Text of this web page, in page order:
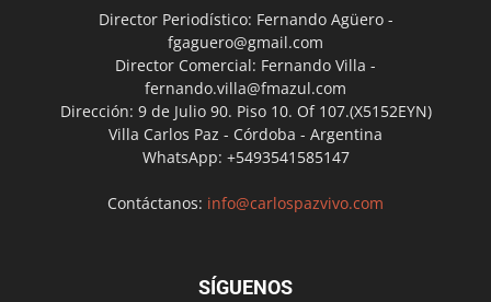
Director Periodístico: Fernando Agüero -
fgaguero@gmail.com
Director Comercial: Fernando Villa -
fernando.villa@fmazul.com
Dirección: 9 de Julio 90. Piso 10. Of 107.(X5152EYN)
Villa Carlos Paz - Córdoba - Argentina
WhatsApp: +5493541585147
Contáctanos: info@carlospazvivo.com
SÍGUENOS